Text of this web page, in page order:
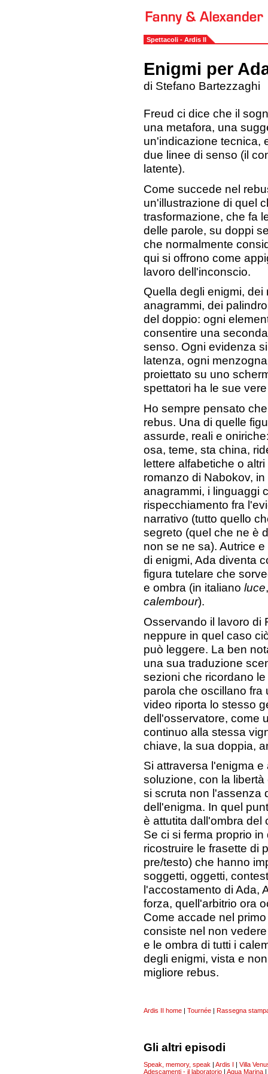
Spettacoli - Ardis II
Enigmi per
di Stefano Bartezzaghi
Freud ci dice che il
una metafora, una
un'indicazione tecnica,
due linee di senso (il
latente).
Come succede nel
un'illustrazione di quel
trasformazione, che fa
delle parole, su doppi
che normalmente
qui si offrono come
lavoro dell'inconscio.
Quella degli enigmi,
anagrammi, dei
del doppio: ogni
consentire una
senso. Ogni evidenza
latenza, ogni
proiettato su uno
spettatori ha le sue
Ho sempre pensato
rebus. Una di quelle
assurde, reali e
osa, teme, sta china,
lettere alfabetiche o
romanzo di Nabokov,
anagrammi, i linguaggi
rispecchiamento fra
narrativo (tutto quello
segreto (quel che ne è
non se ne sa). Autrice
di enigmi, Ada diventa
figura tutelare che
e ombra (in italiano luce
calembour).
Osservando il lavoro di
neppure in quel caso
può leggere. La ben
una sua traduzione
sezioni che ricordano
parola che oscillano fra
video riporta lo stesso
dell'osservatore, come
continuo alla stessa
chiave, la sua doppia,
Si attraversa l'enigma
soluzione, con la
si scruta non l'assenza
dell'enigma. In quel
è attutita dall'ombra del
Se ci si ferma proprio
ricostruire le frasette di
pre/testo) che hanno
soggetti, oggetti,
l'accostamento di Ada,
forza, quell'arbitrio ora
Come accade nel
consiste nel non
e le ombra di tutti i
degli enigmi, vista e
migliore rebus.
Ardis II home | Tournée | Rassegna
Gli altri episodi
Speak, memory, speak | Ardis I | Villa
Adescamenti - il laboratorio | Aqua Marina |